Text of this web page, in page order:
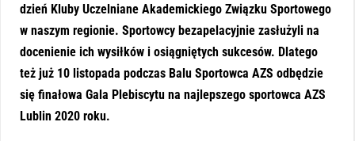
dzień Kluby Uczelniane Akademickiego Związku Sportowego
w naszym regionie. Sportowcy bezapelacyjnie zasłużyli na
docenienie ich wysiłków i osiągniętych sukcesów. Dlatego
też już 10 listopada podczas Balu Sportowca AZS odbędzie
się finałowa Gala Plebiscytu na najlepszego sportowca AZS
Lublin 2020 roku.